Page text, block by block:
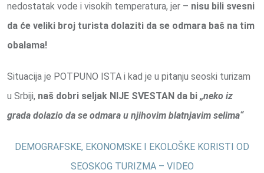
nedostatak vode i visokih temperatura, jer – nisu bili svesni
da će veliki broj turista dolaziti da se odmara baš na tim
obalama!
Situacija je POTPUNO ISTA i kad je u pitanju seoski turizam
u Srbiji, naš dobri seljak NIJE SVESTAN da bi „neko iz
grada dolazio da se odmara u njihovim blatnjavim selima“
DEMOGRAFSKE, EKONOMSKE I EKOLOŠKE KORISTI OD
SEOSKOG TURIZMA – VIDEO